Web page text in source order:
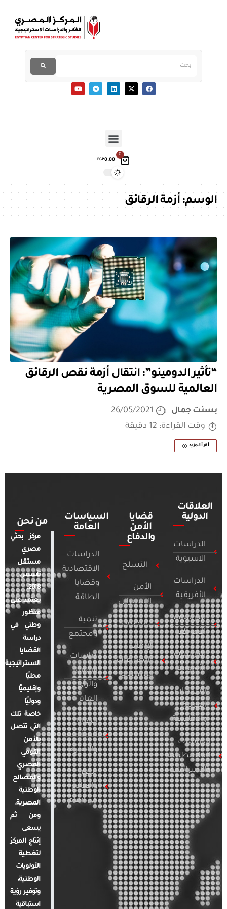
0
EGP0.00
الوسم:أزمة الرقائق
“تأثير الدومينو”: انتقال أزمة نقص الرقائق
العالمية للسوق المصرية
بسنت جمال
26/05/2021
وقت القراءة: 12 دقيقة
أقرأ المزيد
العلاقات
الدولية
الدراسات
الآسيوية
الدراسات
الأفريقية
الدراسات
الأمريكية
الدراسات
الأوروبية
الدراسات
العربية
والإقليمية
الدراسات
الفلسطينية
والإسرائيلية
قضايا
الأمن
والدفاع
التسلح
الأمن
السيبراني
التطرف
الإرهاب
والصراعات
المسلحة
السياسات
العامة
الدراسات
الاقتصادية
وقضايا
الطاقة
تنمية
ومجتمع
دراسات
الإعلام
والرأي
العام
قضايا
المرأة
والأسرة
مصر
والعالم
في أرقام
من نحن
مركز بحثي
مصري
مستقل
تأسس
2018.
يعتمد على
منظور
وطني في
دراسة
القضايا
الاستراتيجية
محليًا
وإقليميًا
ودوليًا
خاصة تلك
التي تتصل
بالأمن
القومي
المصري
والمصالح
الوطنية
المصرية.
ومن ثم
يسعى
إنتاج المركز
لتغطية
الأولويات
الوطنية،
وتوفير رؤية
استباقية